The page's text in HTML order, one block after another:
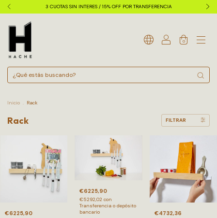
3 CUOTAS SIN INTERES / 15% OFF POR TRANSFERENCIA
0
Inicio . Rack
Rack FILTRAR
€6225,90
€6225,90
€5292,02con
Transferencia o depósito
bancario
€4732,36